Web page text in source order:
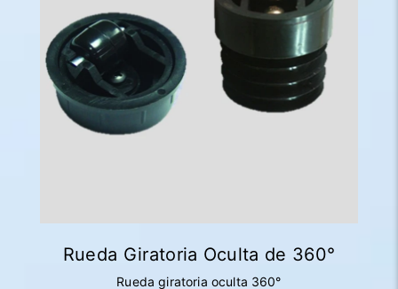
Rueda Giratoria Oculta de 360°
Rueda giratoria oculta 360°